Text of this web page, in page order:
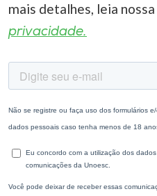
mais detalhes, leia nossa
privacidade.